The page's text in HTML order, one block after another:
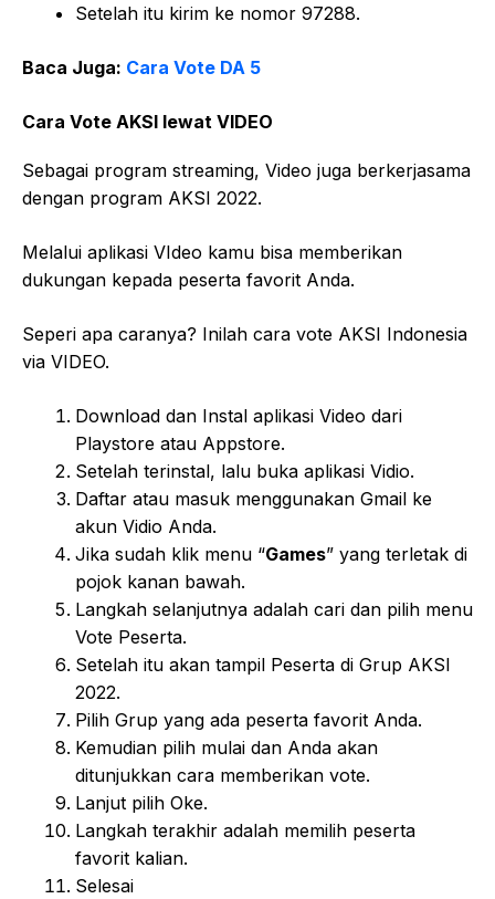
Setelah itu kirim ke nomor 97288.
Baca Juga: Cara Vote DA 5
Cara Vote AKSI lewat VIDEO
Sebagai program streaming, Video juga berkerjasama
dengan program AKSI 2022.
Melalui aplikasi VIdeo kamu bisa memberikan
dukungan kepada peserta favorit Anda.
Seperi apa caranya? Inilah cara vote AKSI Indonesia
via VIDEO.
Download dan Instal aplikasi Video dari
Playstore atau Appstore.
Setelah terinstal, lalu buka aplikasi Vidio.
Daftar atau masuk menggunakan Gmail ke
akun Vidio Anda.
Jika sudah klik menu “Games” yang terletak di
pojok kanan bawah.
Langkah selanjutnya adalah cari dan pilih menu
Vote Peserta.
Setelah itu akan tampil Peserta di Grup AKSI
2022.
Pilih Grup yang ada peserta favorit Anda.
Kemudian pilih mulai dan Anda akan
ditunjukkan cara memberikan vote.
Lanjut pilih Oke.
Langkah terakhir adalah memilih peserta
favorit kalian.
Selesai